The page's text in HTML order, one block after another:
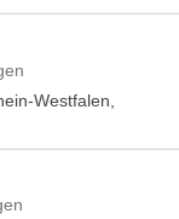
Westfalen,